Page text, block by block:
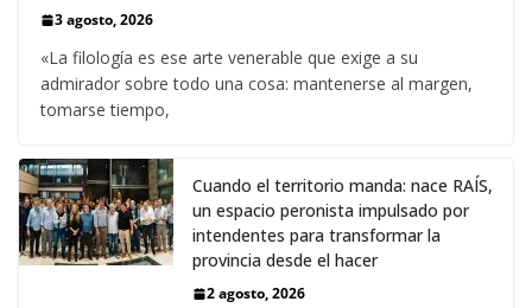
3 agosto, 2026
«La filología es ese arte venerable que exige a su
admirador sobre todo una cosa: mantenerse al margen,
tomarse tiempo,
Cuando el territorio manda: nace RAÍS,
un espacio peronista impulsado por
intendentes para transformar la
provincia desde el hacer
2 agosto, 2026